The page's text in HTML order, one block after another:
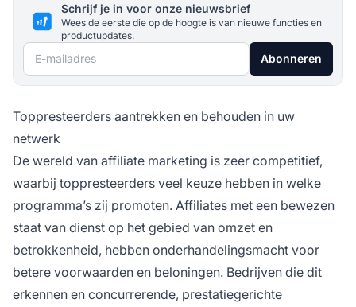
Schrijf je in voor onze nieuwsbrief
Wees de eerste die op de hoogte is van nieuwe functies en
productupdates.
E-mailadres Abonneren
Toppresteerders aantrekken en behouden in uw
netwerk
De wereld van affiliate marketing is zeer competitief,
waarbij toppresteerders veel keuze hebben in welke
programma’s zij promoten. Affiliates met een bewezen
staat van dienst op het gebied van omzet en
betrokkenheid, hebben onderhandelingsmacht voor
betere voorwaarden en beloningen. Bedrijven die dit
erkennen en concurrerende, prestatiegerichte